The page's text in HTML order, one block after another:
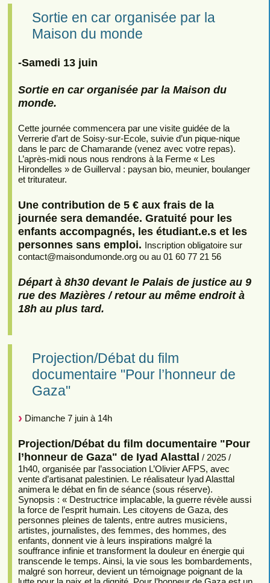
Sortie en car organisée par la
Maison du monde
-Samedi 13 juin
Sortie en car organisée par la Maison du
monde.
Cette journée commencera par une visite guidée de la
Verrerie d’art de Soisy-sur-Ecole, suivie d’un pique-nique
dans le parc de Chamarande (venez avec votre repas).
L’après-midi nous nous rendrons à la Ferme « Les
Hirondelles » de Guillerval : paysan bio, meunier, boulanger
et triturateur.
Une contribution de 5 € aux frais de la
journée sera demandée. Gratuité pour les
enfants accompagnés, les étudiant.e.s et les
personnes sans emploi. Inscription obligatoire sur
contact@maisondumonde.org ou au 01 60 77 21 56
Départ à 8h30 devant le Palais de justice au 9
rue des Mazières / retour au même endroit à
18h au plus tard.
Projection/Débat du film
documentaire "Pour l’honneur de
Gaza"
Dimanche 7 juin à 14h
Projection/Débat du film documentaire "Pour
l’honneur de Gaza" de Iyad Alasttal / 2025 /
1h40, organisée par l’association L’Olivier AFPS, avec
vente d’artisanat palestinien. Le réalisateur Iyad Alasttal
animera le débat en fin de séance (sous réserve).
Synopsis : « Destructrice implacable, la guerre révèle aussi
la force de l’esprit humain. Les citoyens de Gaza, des
personnes pleines de talents, entre autres musiciens,
artistes, journalistes, des femmes, des hommes, des
enfants, donnent vie à leurs inspirations malgré la
souffrance infinie et transforment la douleur en énergie qui
transcende le temps. Ainsi, la vie sous les bombardements,
malgré son horreur, devient un témoignage poignant de la